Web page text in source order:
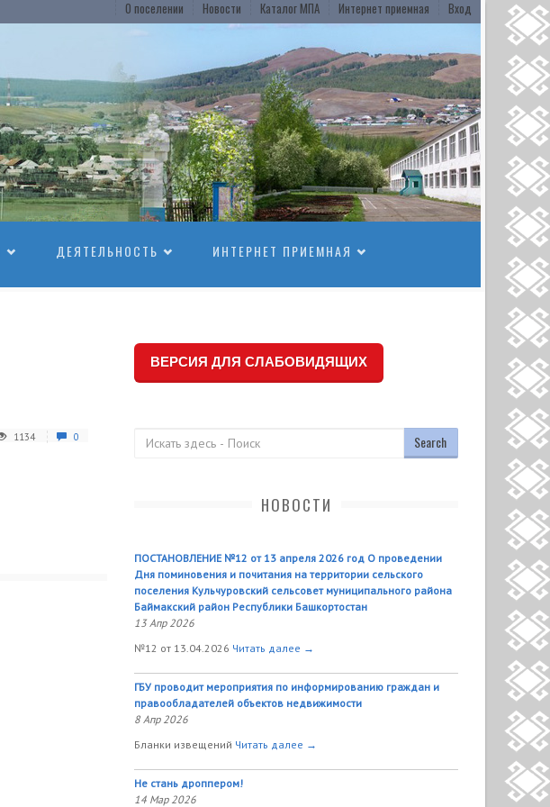
О поселении Новости Каталог МПА Интернет приемная Вход
ДЕЯТЕЛЬНОСТЬ ИНТЕРНЕТ ПРИЕМНАЯ
1134 0
ВЕРСИЯ ДЛЯ СЛАБОВИДЯЩИХ
НОВОСТИ
ПОСТАНОВЛЕНИЕ №12 от 13 апреля 2026 год О проведении
Дня поминовения и почитания на территории сельского
поселения Кульчуровский сельсовет муниципального района
Баймакский район Республики Башкортостан
13 Апр 2026
№12 от 13.04.2026 Читать далее →
ГБУ проводит мероприятия по информированию граждан и
правообладателей объектов недвижимости
8 Апр 2026
Бланки извещений Читать далее →
Не стань дроппером!
14 Мар 2026